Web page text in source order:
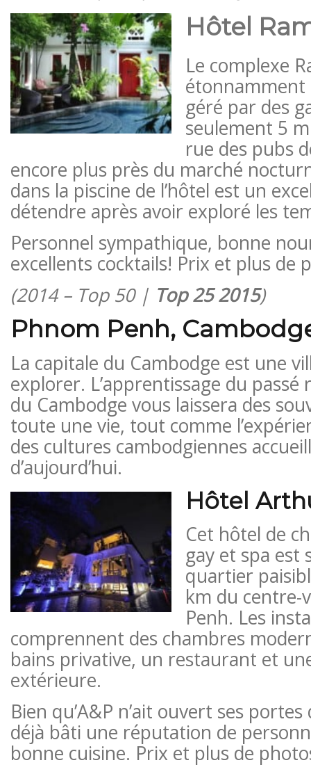
Hôtel
Le complexe
étonnamment
géré par des
seulement 5
rue des pubs
encore plus près du marché
dans la piscine de l’hôtel est un
détendre après avoir exploré les
Personnel sympathique, bonne
excellents cocktails! Prix ​​et plus de
(2014 – Top 50 | Top 25 2015)
Phnom Penh,
La capitale du Cambodge est une
explorer. L’apprentissage du
du Cambodge vous laissera des
toute une vie, tout comme
des cultures cambodgiennes
d’aujourd’hui.
Hôtel
Cet hôtel de
gay et spa est
quartier
km du centre-
Penh. Les
comprennent des chambres
bains privative, un restaurant et
extérieure.
Bien qu’A&P n’ait ouvert ses portes
déjà bâti une réputation de
bonne cuisine. Prix ​​et plus de